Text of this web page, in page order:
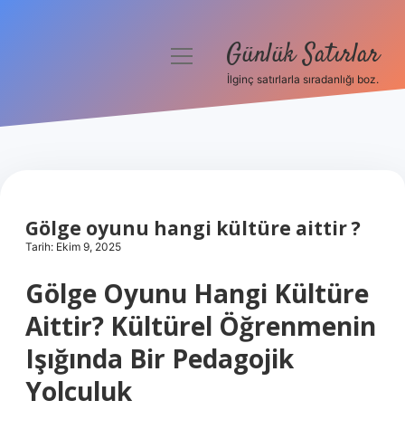
Hakkımızda
menüyü Günlük Satırlar
İlginç satırlarla sıradanlığı boz.
Gölge oyunu hangi kültüre aittir ?
Tarih: Ekim 9, 2025
Gölge Oyunu Hangi Kültüre
Aittir? Kültürel Öğrenmenin
Işığında Bir Pedagojik
Yolculuk